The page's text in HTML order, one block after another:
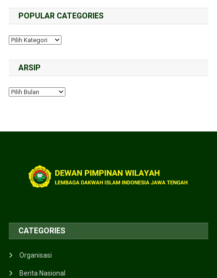
POPULAR CATEGORIES
ARSIP
CATEGORIES
Organisasi
Berita Nasional